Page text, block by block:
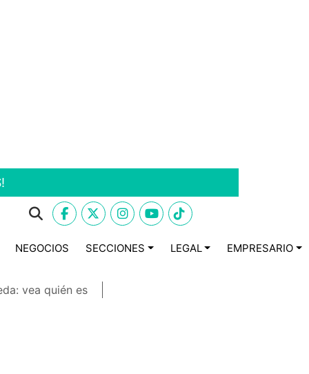
NEGOCIOS SECCIONES LEGAL EMPRESARIO
vea quién es